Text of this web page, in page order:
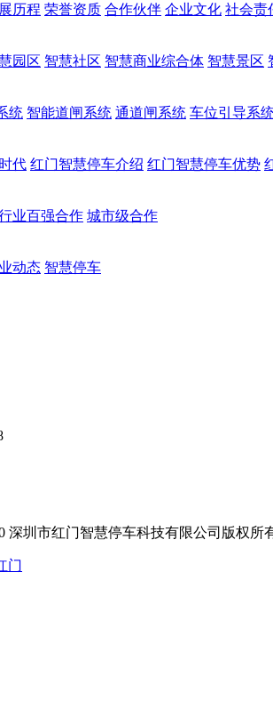
历程 荣誉资质 合作伙伴 企业文化 社会责
园区 智慧社区 智慧商业综合体 智慧景区
统 智能道闸系统 通道闸系统 车位引导系
代 红门智慧停车介绍 红门智慧停车优势
业百强合作 城市级合作
动态 智慧停车
深圳市红门智慧停车科技有限公司版权所
门